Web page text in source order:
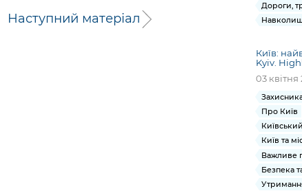
Наступний матеріал
Дороги,
Київ:
Kyiv.
03 квітня
Про Київ
Київ та
Важливе
Безпека